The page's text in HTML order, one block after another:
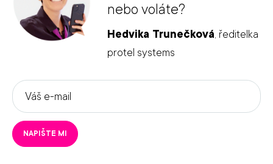
nebo voláte?
Hedvika Trunečková , ředitelka
protel systems
Váš
e-
mail
*
NAPIŠTE MI